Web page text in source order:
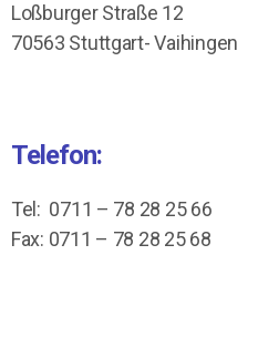
Loßburger Straße 12
70563 Stuttgart- Vaihingen
Telefon:
Tel: 0711 – 78 28 25 66
Fax: 0711 – 78 28 25 68